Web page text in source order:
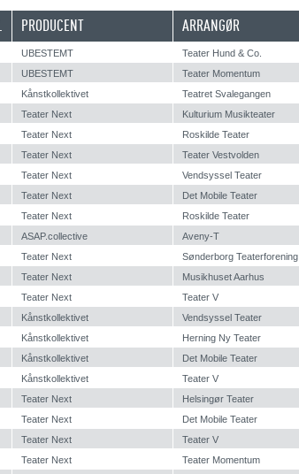
PRODUCENT ARRANGØR
UBESTEMT Teater Hund & Co.
UBESTEMT Teater Momentum
Kånstkollektivet Teatret Svalegangen
Teater Next Kulturium Musikteater
Teater Next Roskilde Teater
Teater Next Teater Vestvolden
Teater Next Vendsyssel Teater
Teater Next Det Mobile Teater
Teater Next Roskilde Teater
ASAP.collective Aveny-T
Teater Next Sønderborg Teaterforening
Teater Next Musikhuset Aarhus
Teater Next Teater V
Kånstkollektivet Vendsyssel Teater
Kånstkollektivet Herning Ny Teater
Kånstkollektivet Det Mobile Teater
Kånstkollektivet Teater V
Teater Next Helsingør Teater
Teater Next Det Mobile Teater
Teater Next Teater V
Teater Next Teater Momentum